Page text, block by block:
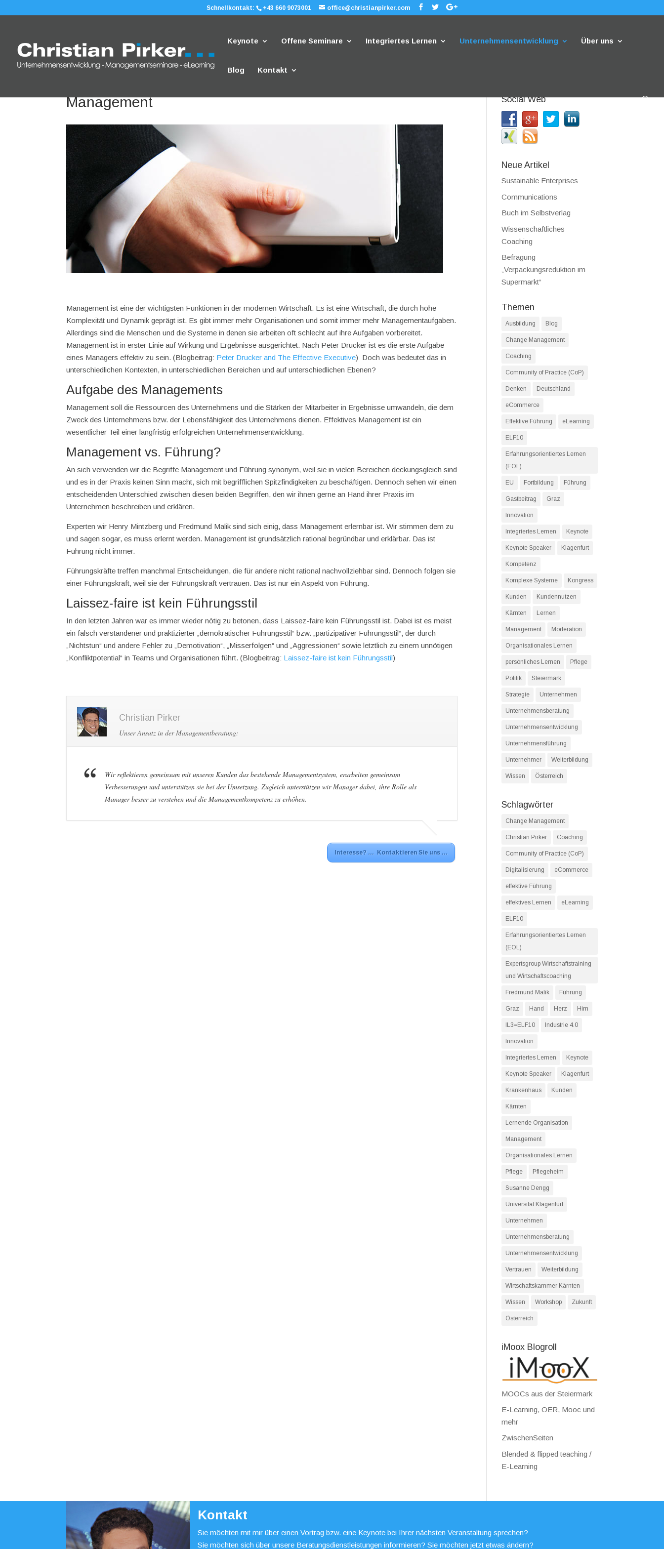
Schnellkontakt: +43 660 9073001 office@christianpirker.com
Keynote Offene Seminare Integriertes Lernen Unternehmensentwicklung Über uns
Blog Kontakt
Management
Management ist eine der wichtigsten Funktionen in der modernen Wirtschaft. Es ist eine Wirtschaft, die durch hohe
Komplexität und Dynamik geprägt ist. Es gibt immer mehr Organisationen und somit immer mehr Managementaufgaben.
Allerdings sind die Menschen und die Systeme in denen sie arbeiten oft schlecht auf ihre Aufgaben vorbereitet.
Management ist in erster Linie auf Wirkung und Ergebnisse ausgerichtet. Nach Peter Drucker ist es die erste Aufgabe
eines Managers effektiv zu sein. (Blogbeitrag: Peter Drucker and The Effective Executive) Doch was bedeutet das in
unterschiedlichen Kontexten, in unterschiedlichen Bereichen und auf unterschiedlichen Ebenen?
Aufgabe des Managements
Management soll die Ressourcen des Unternehmens und die Stärken der Mitarbeiter in Ergebnisse umwandeln, die dem
Zweck des Unternehmens bzw. der Lebensfähigkeit des Unternehmens dienen. Effektives Management ist ein
wesentlicher Teil einer langfristig erfolgreichen Unternehmensentwicklung.
Management vs. Führung?
An sich verwenden wir die Begriffe Management und Führung synonym, weil sie in vielen Bereichen deckungsgleich sind
und es in der Praxis keinen Sinn macht, sich mit begrifflichen Spitzfindigkeiten zu beschäftigen. Dennoch sehen wir einen
entscheidenden Unterschied zwischen diesen beiden Begriffen, den wir ihnen gerne an Hand ihrer Praxis im
Unternehmen beschreiben und erklären.
Experten wir Henry Mintzberg und Fredmund Malik sind sich einig, dass Management erlernbar ist. Wir stimmen dem zu
und sagen sogar, es muss erlernt werden. Management ist grundsätzlich rational begründbar und erklärbar. Das ist
Führung nicht immer.
Führungskräfte treffen manchmal Entscheidungen, die für andere nicht rational nachvollziehbar sind. Dennoch folgen sie
einer Führungskraft, weil sie der Führungskraft vertrauen. Das ist nur ein Aspekt von Führung.
Laissez-faire ist kein Führungsstil
In den letzten Jahren war es immer wieder nötig zu betonen, dass Laissez-faire kein Führungsstil ist. Dabei ist es meist
ein falsch verstandener und praktizierter „demokratischer Führungsstil“ bzw. „partizipativer Führungsstil“, der durch
„Nichtstun“ und andere Fehler zu „Demotivation“, „Misserfolgen“ und „Aggressionen“ sowie letztlich zu einem unnötigen
„Konfliktpotential“ in Teams und Organisationen führt. (Blogbeitrag: Laissez-faire ist kein Führungsstil)
Christian Pirker
Unser Ansatz in der Managementberatung:
Wir reflektieren gemeinsam mit unseren Kunden das bestehende Managementsystem, erarbeiten gemeinsam
Verbesserungen und unterstützen sie bei der Umsetzung. Zugleich unterstützen wir Manager dabei, ihre Rolle als
Manager besser zu verstehen und die Managementkompetenz zu erhöhen.
Interesse? … Kontaktieren Sie uns …
Social Web
Neue Artikel
Sustainable Enterprises
Communications
Buch im Selbstverlag
Wissenschaftliches
Coaching
Befragung
„Verpackungsreduktion im
Supermarkt“
Themen
Ausbildung Blog
Change Management
Coaching
Community of Practice (CoP)
Denken Deutschland
eCommerce
Effektive Führung eLearning
ELF10
Erfahrungsorientiertes Lernen
(EOL)
EU Fortbildung Führung
Gastbeitrag Graz
Innovation
Integriertes Lernen Keynote
Keynote Speaker Klagenfurt
Kompetenz
Komplexe Systeme Kongress
Kunden Kundennutzen
Kärnten Lernen
Management Moderation
Organisationales Lernen
persönliches Lernen Pflege
Politik Steiermark
Strategie Unternehmen
Unternehmensberatung
Unternehmensentwicklung
Unternehmensführung
Unternehmer Weiterbildung
Wissen Österreich
Schlagwörter
Change Management
Christian Pirker Coaching
Community of Practice (CoP)
Digitalisierung eCommerce
effektive Führung
effektives Lernen eLearning
ELF10
Erfahrungsorientiertes Lernen
(EOL)
Expertsgroup Wirtschaftstraining
und Wirtschaftscoaching
Fredmund Malik Führung
Graz Hand Herz Hirn
IL3=ELF10 Industrie 4.0
Innovation
Integriertes Lernen Keynote
Keynote Speaker Klagenfurt
Krankenhaus Kunden
Kärnten
Lernende Organisation
Management
Organisationales Lernen
Pflege Pflegeheim
Susanne Dengg
Universität Klagenfurt
Unternehmen
Unternehmensberatung
Unternehmensentwicklung
Vertrauen Weiterbildung
Wirtschaftskammer Kärnten
Wissen Workshop Zukunft
Österreich
iMoox Blogroll
MOOCs aus der Steiermark
E-Learning, OER, Mooc und
mehr
ZwischenSeiten
Blended & flipped teaching /
E-Learning
Kontakt
Sie möchten mit mir über einen Vortrag bzw. eine Keynote bei Ihrer nächsten Veranstaltung sprechen?
Sie möchten sich über unsere Beratungsdienstleistungen informieren? Sie möchten jetzt etwas ändern?